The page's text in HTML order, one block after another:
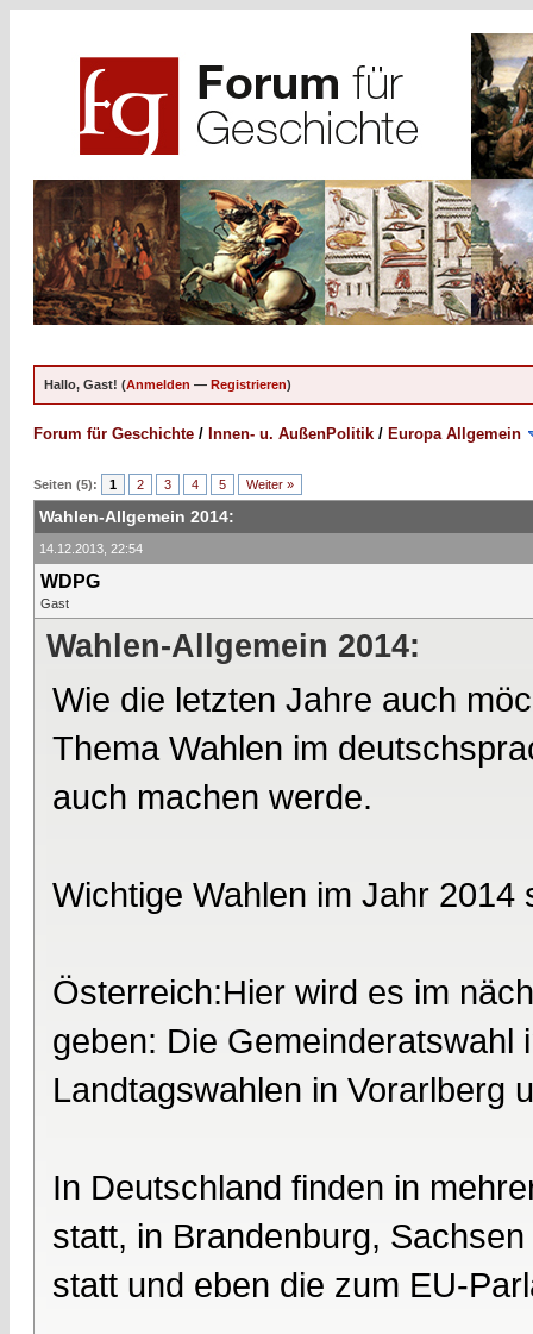
Hallo, Gast! (Anmelden — Registrieren)
Forum für Geschichte / Innen- u. AußenPolitik / Europa Allgemein
Seiten (5): 1 2 3 4 5 Weiter »
Wahlen-Allgemein 2014:
14.12.2013, 22:54
WDPG
Gast
Wahlen-Allgemein 2014:
Wie die letzten Jahre auch
Thema Wahlen im
auch machen werde.
Wichtige Wahlen im Jahr 2014
Österreich:Hier wird es im
geben: Die Gemeinderatswahl
Landtagswahlen in Vorarlberg
In Deutschland finden in
statt, in Brandenburg,
statt und eben die zum EU-